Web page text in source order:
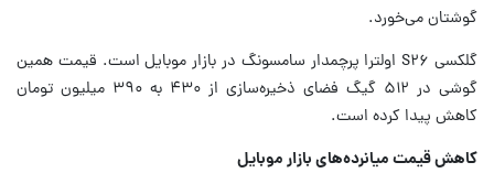
گوشتان می‌خورد.
گلکسی S۲۶ اولترا پرچمدار سامسونگ در بازار موبایل است. قیمت همین
گوشی در ۵۱۲ گیگ فضای ذخیره‌سازی از ۴۳۰ به ۳۹۰ میلیون تومان
کاهش پیدا کرده است.
کاهش قیمت میانرده‌های بازار موبایل